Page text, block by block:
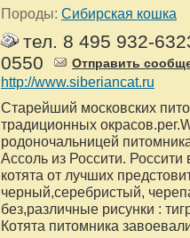
Породы: Сибирская кошка
тел. 8 495 932-
0550
Отправить
http://www.siberiancat.ru
Старейший московских
традиционных
родоночальницей
Ассоль из Россити. Россити
котята от лучших
черный,серебристый,
без,различные рисунки :
Котята питомника